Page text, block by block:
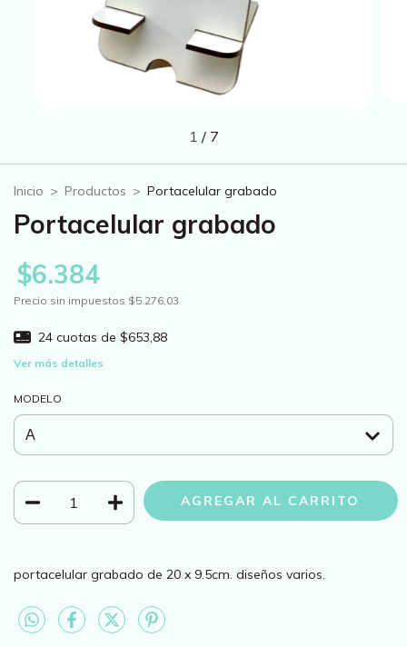
1 / 7
Inicio > Productos > Portacelular grabado
Portacelular grabado
$6.384
Precio sin impuestos $5.276,03
24 cuotas de $653,88
Ver más detalles
MODELO
portacelular grabado de 20 x 9.5cm. diseños varios.